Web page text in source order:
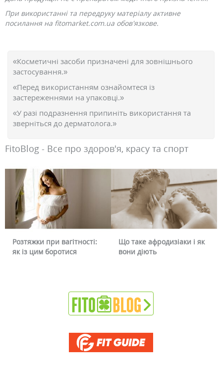
При використанні та передруку матеріалу активне
посилання на fitomarket.com.ua обов'язкове.
«Косметичні засоби призначені для зовнішнього
застосування.»
«Перед використанням ознайомтеся із
застереженнями на упаковці.»
«У разі подразнення припиніть використання та
зверніться до дерматолога.»
FitoBlog - Все про здоров'я, красу та спорт
Розтяжки при вагітності:
як із цим боротися
Що таке афродизіаки і як
вони діють